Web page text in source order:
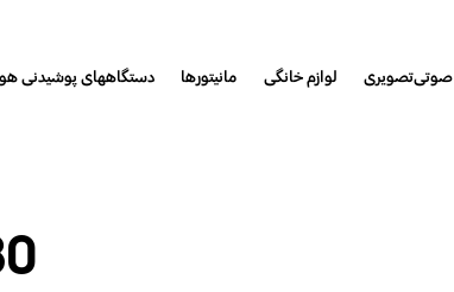
صوتی‌تصویری لوازم خانگی مانیتورها دستگاههای پوشیدنی